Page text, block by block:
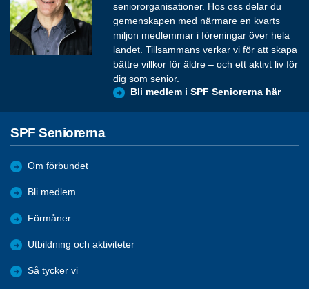
seniororganisationer. Hos oss delar du
gemenskapen med närmare en kvarts
miljon medlemmar i föreningar över hela
landet. Tillsammans verkar vi för att skapa
bättre villkor för äldre – och ett aktivt liv för
dig som senior.
Bli medlem i SPF Seniorerna här
SPF Seniorerna
Om förbundet
Bli medlem
Förmåner
Utbildning och aktiviteter
Så tycker vi